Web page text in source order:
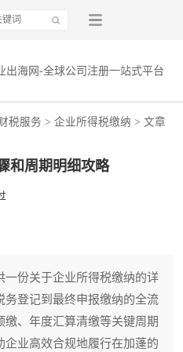
出海网-全球公司注册一站式平台
税服务 > 企业所得税缴纳 > 文章
和周期明细攻略
份关于企业所得税缴纳的详
登记到最终申报缴纳的全流
、年度汇算清缴等关键周期
业高效合规地履行在加蓬的